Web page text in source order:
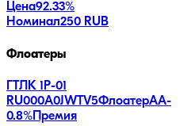
Цена92.33%
Номинал250 RUB
Флоатеры
ГТЛК 1P-01
RU000A0JWTV5ФлоатерAA-
0.8% Премия